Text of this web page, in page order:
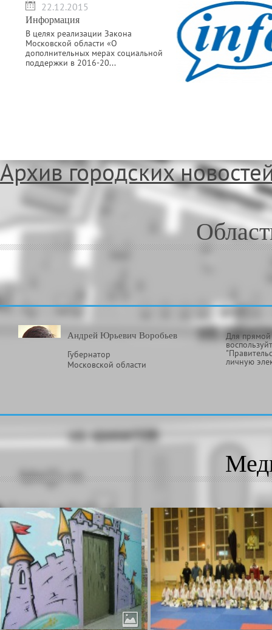
22.12.2015
Информация
В целях реализации Закона
Московской области «О
дополнительных мерах социальной
поддержки в 2016-20...
Архив городских
Андрей Юрьевич Воробьев
Губернатор
Московской области
Для прямой
личную